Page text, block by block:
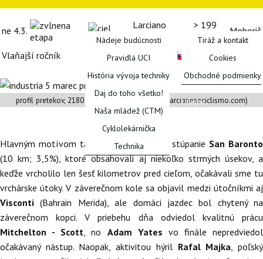
Nádeje budúcnosti
Pravidlá UCI
História vývoja techniky
Daj do toho všetko!
Naša mládež (CTM)
Cyklolekárnička
Technika
Tiráž a kontakt
Cookies
Obchodné podmienky
FÓRUM
ne 4.3.
Larciano >
Larciano
199
km
Mohorič
Vlaňajší ročník Štartová listina Michael Kolář
profil pretekov, 2180 nastúpaných metrov (© larcianeseciclismo.com)
Hlavným motívom talianskej klasiky bolo stúpanie San Baronto
(10 km; 3,5%), ktoré obsahovali aj niekoľko strmých úsekov, a
keďže vrcholilo len šesť kilometrov pred cieľom, očakávali sme tu
vrchárske útoky. V záverečnom kole sa objavil medzi útočníkmi aj
Visconti (Bahrain Merida), ale domáci jazdec bol chytený na
záverečnom kopci. V priebehu dňa odviedol kvalitnú prácu
Mitchelton - Scott , no Adam Yates vo finále nepredviedol
očakávaný nástup. Naopak, aktivitou hýril Rafal Majka , poľský